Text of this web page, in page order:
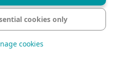
obvestila
Prijava ranljivosti
pridržane. Tukaj uporabljene blagovne
spol. s r.o. ali ESET North America. Vsa
blagovne znamke njihovih podjetij.
cookies only
cookies